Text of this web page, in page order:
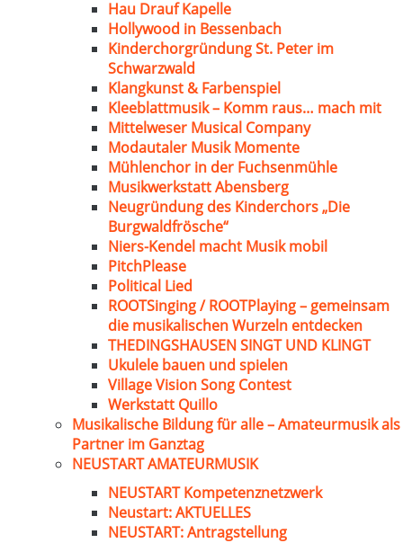
Hau Drauf Kapelle
Hollywood in Bessenbach
Kinderchorgründung St. Peter im
Schwarzwald
Klangkunst & Farbenspiel
Kleeblattmusik – Komm raus… mach mit
Mittelweser Musical Company
Modautaler Musik Momente
Mühlenchor in der Fuchsenmühle
Musikwerkstatt Abensberg
Neugründung des Kinderchors „Die
Burgwaldfrösche“
Niers-Kendel macht Musik mobil
PitchPlease
Political Lied
ROOTSinging / ROOTPlaying – gemeinsam
die musikalischen Wurzeln entdecken
THEDINGSHAUSEN SINGT UND KLINGT
Ukulele bauen und spielen
Village Vision Song Contest
Werkstatt Quillo
Musikalische Bildung für alle – Amateurmusik als
Partner im Ganztag
NEUSTART AMATEURMUSIK
NEUSTART Kompetenznetzwerk
Neustart: AKTUELLES
NEUSTART: Antragstellung